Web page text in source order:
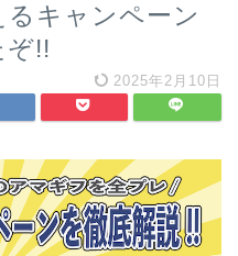
キャンペーン
ぞ!!
2025年2月10日